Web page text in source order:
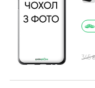
345 ₴